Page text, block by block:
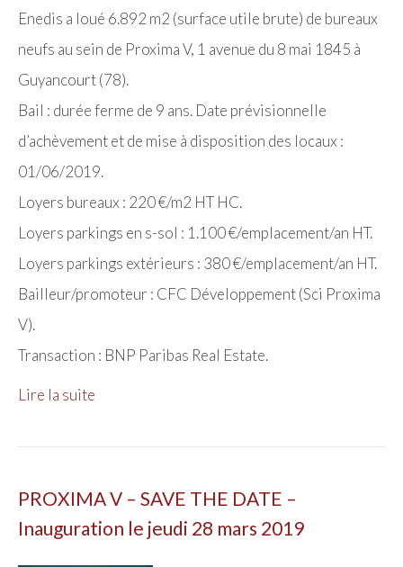
Enedis a loué 6.892 m2 (surface utile brute) de bureaux
neufs au sein de Proxima V, 1 avenue du 8 mai 1845 à
Guyancourt (78).
Bail : durée ferme de 9 ans. Date prévisionnelle
d’achèvement et de mise à disposition des locaux :
01/06/2019.
Loyers bureaux : 220 €/m2 HT HC.
Loyers parkings en s-sol : 1.100 €/emplacement/an HT.
Loyers parkings extérieurs : 380 €/emplacement/an HT.
Bailleur/promoteur : CFC Développement (Sci Proxima
V).
Transaction : BNP Paribas Real Estate.
Lire la suite
PROXIMA V – SAVE THE DATE –
Inauguration le jeudi 28 mars 2019